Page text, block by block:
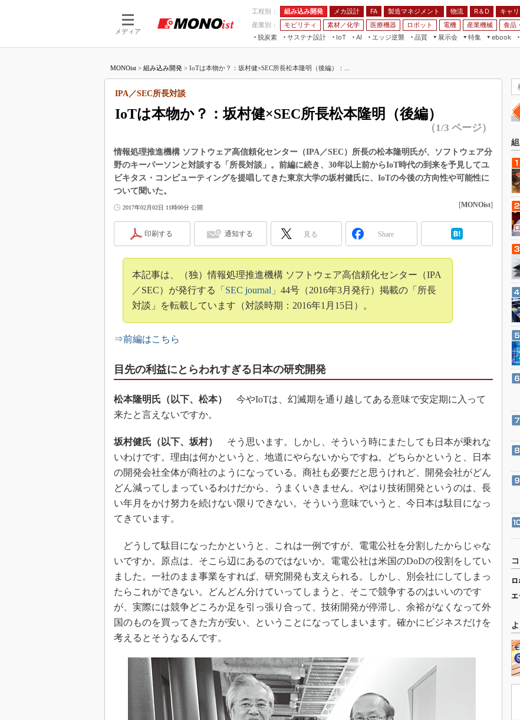
メディア
工程別： 組み込み開発 メカ設計 FA 製造マネジメント 物流 R＆D
キャ
産業別：
モビリティ 素材／化学 医療機器 ロボット 電機 産業機械 食品
脱炭素
サステナ設計
IoT
つながる工場
AI
AI×設備保全
エッジ逆襲 品質
展示会
JIMTOF
IIFES
ジャパンモビリティショー
TECHNO-FRONTIER
EdgeTech+
日本ものづくりワールド
AUTOMOTIVE WORLD
産業オープンネット展
特集
VR／AR
フィールドサービス
組み込み画像技術
組み込みモデリング
ISO26262
デジタルツインとCAE
S＆OP
インダストリー4.0
メイドインジャパン
植物工場
制御セキュリティ
新型コロナへの対応
ebook
FA
モビリティ
MONOist > 組み込み開発 > IoTは本物か？：坂村健×SEC所長松本隆明（後編）：...
IoTは本物か？：坂村健×SEC所長松本隆明（後編）
IPA／SEC所長対談
（1/3 ページ）
情報処理推進機構 ソフトウェア高信頼化センター（IPA／SEC）所長の松本隆明氏が、ソフトウェア分
野のキーパーソンと対談する「所長対談」。前編に続き、30年以上前からIoT時代の到来を予見してユ
ビキタス・コンピューティングを提唱してきた東京大学の坂村健氏に、IoTの今後の方向性や可能性に
ついて聞いた。
2017年02月02日 11時00分 公開 [MONOist]
印刷する 通知する 見る Share
本記事は、（独）情報処理推進機構 ソフトウェア高信頼化センター（IPA
／SEC）が発行する
「SEC journal」 44号（2016年3月発行）掲載の「所長
対談」を転載しています（対談時期：2016年1月15日）。
⇒前編はこちら
目先の利益にとらわれすぎる日本の研究開発
松本隆明氏（以下、松本）
今やIoTは、幻滅期を通り越してある意味で安定期に入って
来たと言えないですか。
坂村健氏（以下、坂村）
そう思います。しかし、そういう時にまたしても日本が乗れな
いわけです。理由は何かというと、地道にやらないからですね。どちらかというと、日本
の開発会社全体が商社のようになっている。商社も必要だと思うけれど、開発会社がどん
どん減ってしまっているわけだから、うまくいきません。やはり技術開発というのは、長
い年月をかけ努力を続けない限りできない。そういう意味でいうと、今日本は駄目になっ
てきています。
どうして駄目になったかというと、これは一例ですが、電電公社を分割したからじゃな
いですか。原点は、そこら辺にあるのではないか。電電公社は米国のDoDの役割をしてい
ました。一社のまま事業をすれば、研究開発も支えられる。しかし、別会社にしてしまっ
たらこれができない。どんどん分けていってしまうと、そこで競争するのはいいのです
が、実際には競争どころか足を引っ張り合って、技術開発が停滞し、余裕がなくなって外
国のものを買ってきた方が安い、ということになってしまいます。確かにビジネスだけを
考えるとそうなるんです。
エ